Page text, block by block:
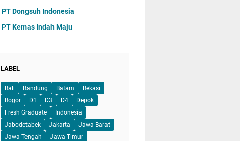
PT Dongsuh Indonesia
PT Kemas Indah Maju
LABEL
Bali Bandung Batam
Bekasi
Bogor
D1 D3 D4
Depok
Fresh Graduate
Indonesia
Jabodetabek
Jakarta
Jawa Barat
Jawa Tengah
Jawa Timur